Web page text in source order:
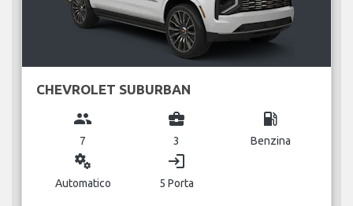
CHEVROLET SUBURBAN
group
7
business_center
3
local_gas_station
Benzina
miscellaneous_services
Automatico
login
5 Porta